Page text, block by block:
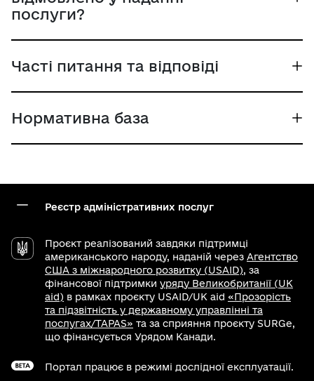
послуги?
Часті питання та відповіді
Нормативна база
Реєстр адміністративних послуг
Проєкт реалізований завдяки підтримці
американського народу, наданій через Агентство
США з міжнародного розвитку (USAID), за
фінансової підтримки уряду Великобританії (UK
aid) в рамках проєкту USAID/UK aid «Прозорість
та підзвітність у державному управлінні та
послугах/TAPAS» та за сприяння проєкту SURGe,
що фінансується Урядом Канади.
Портал працює в режимі дослідної експлуатації.